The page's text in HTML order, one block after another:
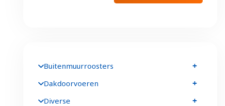
Buitenmuurroosters
Dakdoorvoeren
Diverse